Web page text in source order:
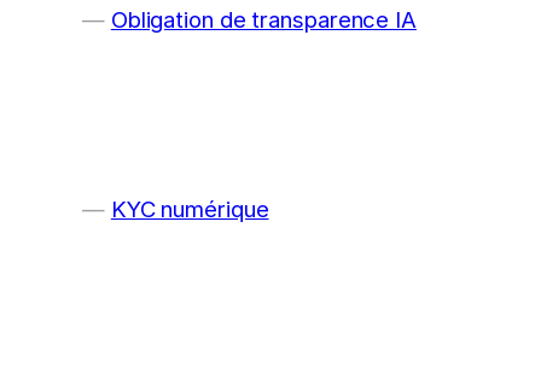
Obligation de transparence IA
KYC numérique